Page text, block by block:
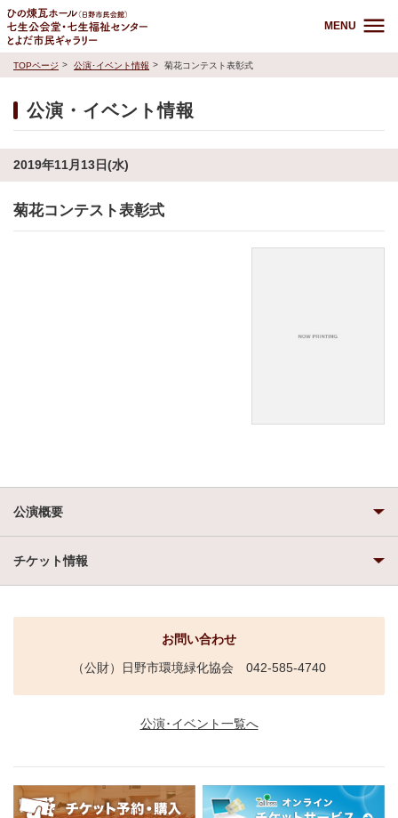
MENU
TOPページ 公演･イベント情報 菊花コンテスト表彰式
公演・イベント情報
2019年11月13日(水)
菊花コンテスト表彰式
公演概要
チケット情報
お問い合わせ
（公財）日野市環境緑化協会 042-585-4740
公演･イベント一覧へ